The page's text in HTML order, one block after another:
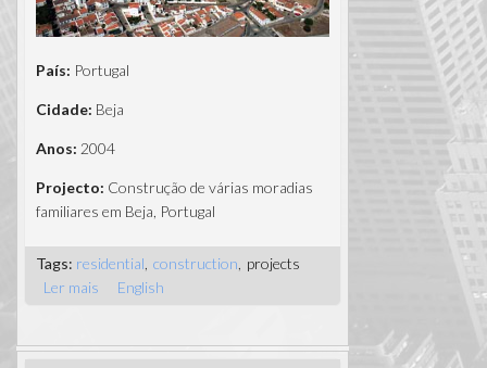
País: Portugal
Cidade: Beja
Anos: 2004
Projecto: Construção de várias moradias
familiares em Beja, Portugal
Tags: residential construction projects
Ler mais acerca de Moradias Unifamiliares - Beja,
English